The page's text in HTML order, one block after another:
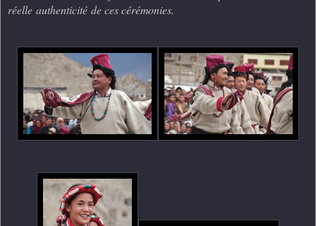
réelle authenticité de ces cérémonies.